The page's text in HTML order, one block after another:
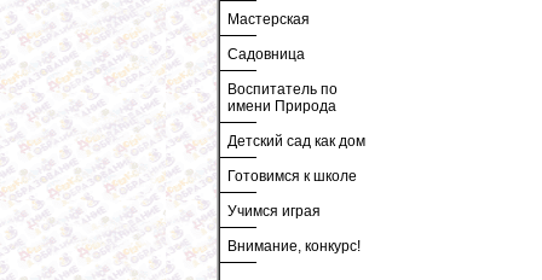
Мастерская
Садовница
Воспитатель по
имени Природа
Детский сад как дом
Готовимся к школе
Учимся играя
Внимание, конкурс!